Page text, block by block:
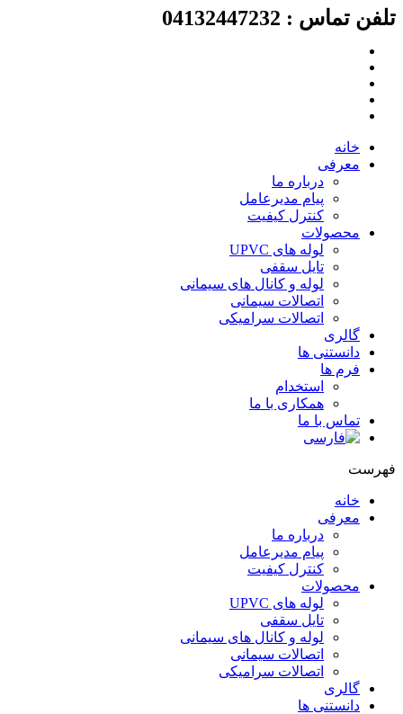
تلفن تماس : 04132447232
خانه
معرفی
درباره ما
پیام مدیرعامل
کنترل کیفیت
محصولات
لوله های UPVC
تایل سقفی
لوله و کانال های سیمانی
اتصالات سیمانی
اتصالات سرامیکی
گالری
دانستنی ها
فرم ها
استخدام
همکاری با ما
تماس با ما
فهرست
خانه
معرفی
درباره ما
پیام مدیرعامل
کنترل کیفیت
محصولات
لوله های UPVC
تایل سقفی
لوله و کانال های سیمانی
اتصالات سیمانی
اتصالات سرامیکی
گالری
دانستنی ها